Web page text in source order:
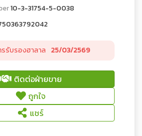
10-3-31754-5-0038
รับรองฮาลาล 25/03/2569
ติดต่อฝ่ายขาย
ถูกใจ
แชร์